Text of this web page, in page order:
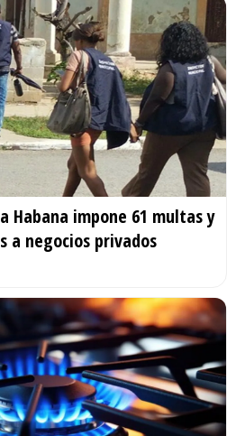
Habana impone 61 multas y
a negocios privados